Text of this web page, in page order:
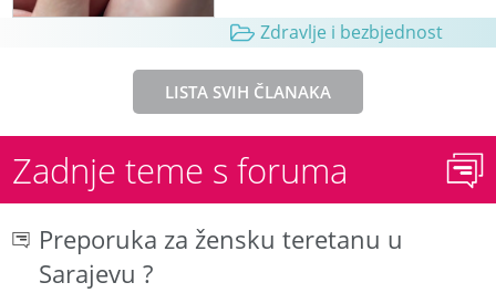
Zdravlje i bezbjednost
LISTA SVIH ČLANAKA
Zadnje teme s foruma
Preporuka za žensku teretanu u
Sarajevu ?